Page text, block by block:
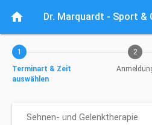
home Dr. Marquardt - Sport &
1
Terminart & Zeit
auswählen
2
Sehnen- und Gelenktherapie